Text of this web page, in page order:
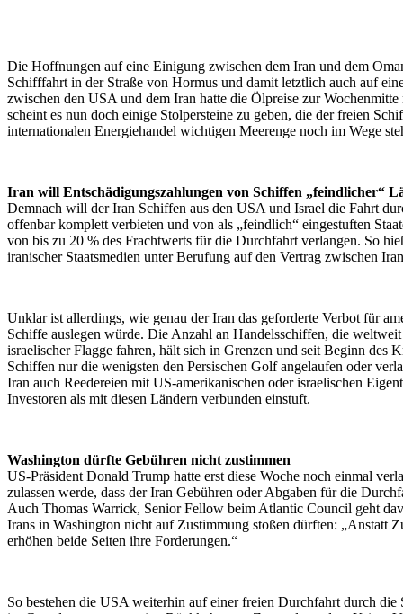
Die Hoffnungen auf eine Einigung zwischen dem Iran und dem
Schifffahrt in der Straße von Hormus und damit letztlich auch auf
zwischen den USA und dem Iran hatte die Ölpreise zur
scheint es nun doch einige Stolpersteine zu geben, die der freien
internationalen Energiehandel wichtigen Meerenge noch im Wege
Iran will Entschädigungszahlungen von Schiffen „feindlicher“
Demnach will der Iran Schiffen aus den USA und Israel die Fahrt
offenbar komplett verbieten und von als „feindlich“ eingestuften
von bis zu 20 % des Frachtwerts für die Durchfahrt verlangen. So
iranischer Staatsmedien unter Berufung auf den Vertrag zwischen
Unklar ist allerdings, wie genau der Iran das geforderte Verbot für
Schiffe auslegen würde. Die Anzahl an Handelsschiffen, die
israelischer Flagge fahren, hält sich in Grenzen und seit Beginn des
Schiffen nur die wenigsten den Persischen Golf angelaufen oder
Iran auch Reedereien mit US-amerikanischen oder israelischen
Investoren als mit diesen Ländern verbunden einstuft.
Washington dürfte Gebühren nicht zustimmen
US-Präsident Donald Trump hatte erst diese Woche noch einmal
zulassen werde, dass der Iran Gebühren oder Abgaben für die
Auch Thomas Warrick, Senior Fellow beim Atlantic Council geht
Irans in Washington nicht auf Zustimmung stoßen dürften: „Anstatt
erhöhen beide Seiten ihre Forderungen.“
So bestehen die USA weiterhin auf einer freien Durchfahrt durch